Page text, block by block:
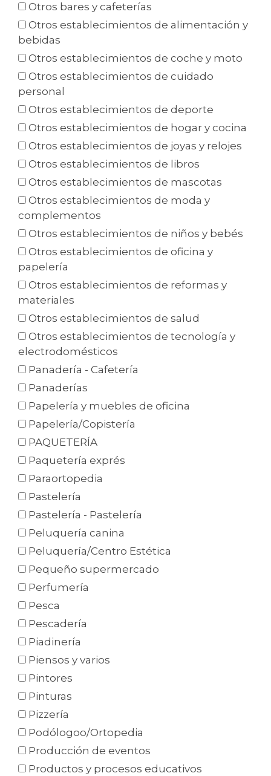
Otros bares y cafeterías
Otros establecimientos de alimentación y
bebidas
Otros establecimientos de coche y moto
Otros establecimientos de cuidado
personal
Otros establecimientos de deporte
Otros establecimientos de hogar y cocina
Otros establecimientos de joyas y relojes
Otros establecimientos de libros
Otros establecimientos de mascotas
Otros establecimientos de moda y
complementos
Otros establecimientos de niños y bebés
Otros establecimientos de oficina y
papelería
Otros establecimientos de reformas y
materiales
Otros establecimientos de salud
Otros establecimientos de tecnología y
electrodomésticos
Panadería - Cafetería
Panaderías
Papelería y muebles de oficina
Papelería/Copistería
PAQUETERÍA
Paquetería exprés
Paraortopedia
Pastelería
Pastelería - Pastelería
Peluquería canina
Peluquería/Centro Estética
Pequeño supermercado
Perfumería
Pesca
Pescadería
Piadinería
Piensos y varios
Pintores
Pinturas
Pizzería
Podólogoo/Ortopedia
Producción de eventos
Productos y procesos educativos